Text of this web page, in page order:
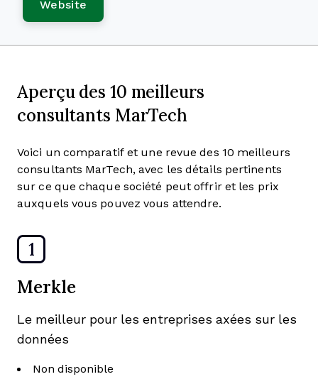
Website
Aperçu des 10 meilleurs
consultants MarTech
Voici un comparatif et une revue des 10 meilleurs
consultants MarTech, avec les détails pertinents
sur ce que chaque société peut offrir et les prix
auxquels vous pouvez vous attendre.
1
Merkle
Le meilleur pour les entreprises axées sur les
données
Non disponible